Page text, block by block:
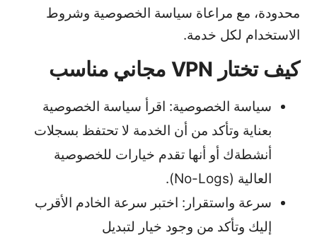
محدودة، مع مراعاة سياسة الخصوصية وشروط
الاستخدام لكل خدمة.
كيف تختار VPN مجاني مناسب
سياسة الخصوصية: اقرأ سياسة الخصوصية
بعناية وتأكد من أن الخدمة لا تحتفظ بسجلات
أنشطةك أو أنها تقدم خيارات للخصوصية
العالية (No-Logs).
سرعة واستقرار: اختبر سرعة الخادم الأقرب
إليك وتأكد من وجود خيار لتبديل